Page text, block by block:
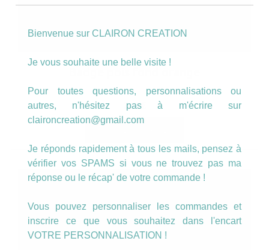
2.50€
Bienvenue sur CLAIRON CREATION
Je vous souhaite une belle visite !
Pour toutes questions, personnalisations ou
autres, n'hésitez pas à m'écrire sur
claironcreation@gmail.com
Je réponds rapidement à tous les mails, pensez à
vérifier vos SPAMS si vous ne trouvez pas ma
réponse ou le récap' de votre commande !
Vous pouvez personnaliser les commandes et
inscrire ce que vous souhaitez dans l'encart
VOTRE PERSONNALISATION !